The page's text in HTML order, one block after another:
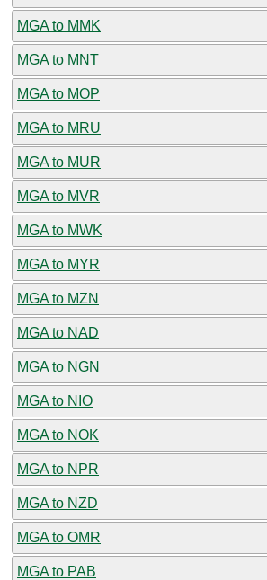
MGA to MMK
MGA to MNT
MGA to MOP
MGA to MRU
MGA to MUR
MGA to MVR
MGA to MWK
MGA to MYR
MGA to MZN
MGA to NAD
MGA to NGN
MGA to NIO
MGA to NOK
MGA to NPR
MGA to NZD
MGA to OMR
MGA to PAB